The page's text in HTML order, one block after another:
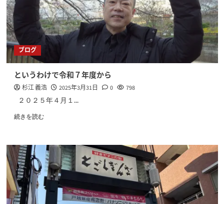
ブログ
というわけで令和７年度から
杉江 義浩 2025年3月31日 0 798
２０２５年４月１...
続きを読む